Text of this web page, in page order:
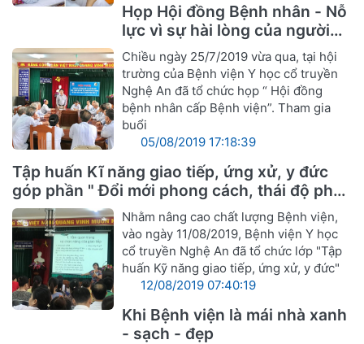
Họp Hội đồng Bệnh nhân - Nỗ
lực vì sự hài lòng của người
bệnh
Chiều ngày 25/7/2019 vừa qua, tại hội
trường của Bệnh viện Y học cổ truyền
Nghệ An đã tổ chức họp “ Hội đồng
bệnh nhân cấp Bệnh viện”. Tham gia
buổi
05/08/2019 17:18:39
Tập huấn Kĩ năng giao tiếp, ứng xử, y đức
góp phần " Đổi mới phong cách, thái độ phục
vụ cán bộ ngành Y hướng tới sự hài lòng
người bệnh"
Nhằm nâng cao chất lượng Bệnh viện,
vào ngày 11/08/2019, Bệnh viện Y học
cổ truyền Nghệ An đã tổ chức lớp "Tập
huấn Kỹ năng giao tiếp, ứng xử, y đức"
12/08/2019 07:40:19
Khi Bệnh viện là mái nhà xanh
- sạch - đẹp